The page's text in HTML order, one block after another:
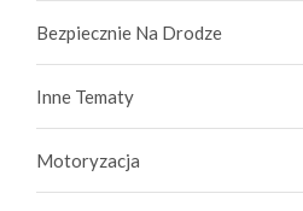
Bezpiecznie Na Drodze
Inne Tematy
Motoryzacja